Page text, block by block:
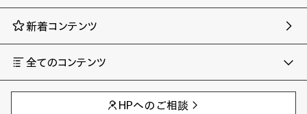
新着コンテンツ
全てのコンテンツ
AIの進化と活用事例
製品トレンド & レビュー
事例
イベントレポート
HPへのご相談